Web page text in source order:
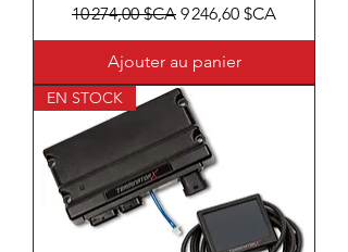
Prix original
10 274,00 $CA Prix promotionnel
9 246,60 $CA
Ajouter au panier
EN STOCK